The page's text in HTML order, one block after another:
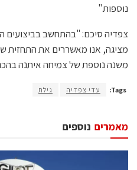
נוספות."
צפדיה סיכם: "בהתחשב בביצועים
משנה נוספת של צמיחה איתנה
Tags: עדי צפדיה גילת
נוספים מאמרים